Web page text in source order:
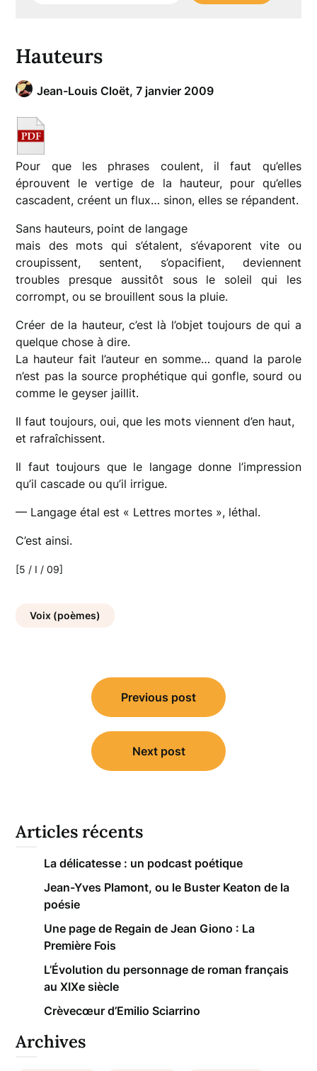
Hauteurs
Jean-Louis Cloët,7 janvier 2009
Pour que les phrases coulent, il faut qu’elles
éprouvent le vertige de la hauteur, pour qu’elles
cascadent, créent un flux… sinon, elles se répandent.
Sans hauteurs, point de langage
mais des mots qui s’étalent, s’évaporent vite ou
croupissent, sentent, s’opacifient, deviennent
troubles presque aussitôt sous le soleil qui les
corrompt, ou se brouillent sous la pluie.
Créer de la hauteur, c’est là l’objet toujours de qui a
quelque chose à dire.
La hauteur fait l’auteur en somme… quand la parole
n’est pas la source prophétique qui gonfle, sourd ou
comme le geyser jaillit.
Il faut toujours, oui, que les mots viennent d’en haut,
et rafraîchissent.
Il faut toujours que le langage donne l’impression
qu’il cascade ou qu’il irrigue.
— Langage étal est « Lettres mortes », léthal.
C’est ainsi.
[5 / I / 09]
Voix (poèmes)
Navigation
Previous post
Next post
Articles récents
La délicatesse : un podcast poétique
Jean-Yves Plamont, ou le Buster Keaton de la
poésie
Une page de Regain de Jean Giono : La
Première Fois
L’Évolution du personnage de roman français
au XIXe siècle
Crèvecœur d’Emilio Sciarrino
Archives